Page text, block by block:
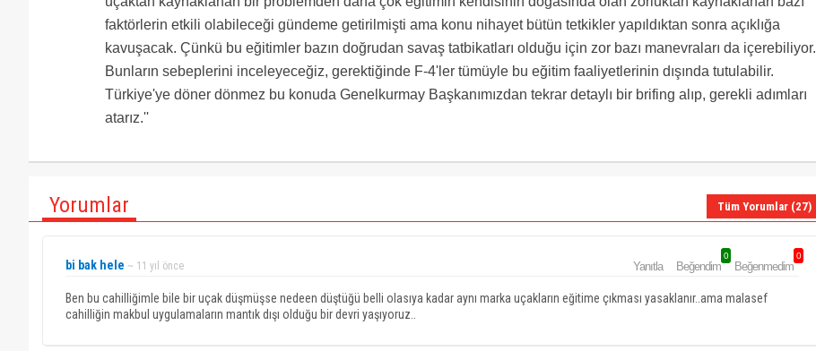
faktörlerin etkili olabileceği gündeme getirilmişti ama konu nihayet bütün tetkikler yapıldıktan sonra açıklığa
kavuşacak. Çünkü bu eğitimler bazın doğrudan savaş tatbikatları olduğu için zor bazı manevraları da içerebiliyor.
Bunların sebeplerini inceleyeceğiz, gerektiğinde F-4'ler tümüyle bu eğitim faaliyetlerinin dışında tutulabilir.
Türkiye'ye döner dönmez bu konuda Genelkurmay Başkanımızdan tekrar detaylı bir brifing alıp, gerekli adımları
atarız.''
Yorumlar Tüm Yorumlar (27)
bi bak hele ~ 11 yıl önce Yanıtla Beğendim
0
Beğenmedim
0
Ben bu cahilliğimle bile bir uçak düşmüşse nedeen düştüğü belli olasıya kadar aynı marka uçakların eğitime çıkması yasaklanır..ama malasef
cahilliğin makbul uygulamaların mantık dışı olduğu bir devri yaşıyoruz..